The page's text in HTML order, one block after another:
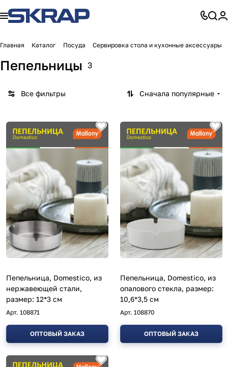
Главная Каталог Посуда Сервировка стола и кухонные аксессуары
Пепельницы 3
Все фильтры Сначала популярные
Пепельница, Domestico, из
нержавеющей стали,
размер: 12*3 см
Арт. 108871
ОПТОВЫЙ ЗАКАЗ
Пепельница, Domestico, из
опалового стекла, размер:
10,6*3,5 см
Арт. 108870
ОПТОВЫЙ ЗАКАЗ